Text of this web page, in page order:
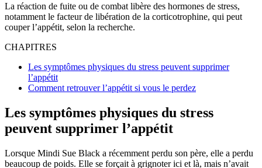
La réaction de fuite ou de combat libère des hormones de stress,
notamment le facteur de libération de la corticotrophine, qui peut
couper l’appétit, selon la recherche.
CHAPITRES
Les symptômes physiques du stress peuvent supprimer
l’appétit
Comment retrouver l’appétit si vous le perdez
Les symptômes physiques du stress
peuvent supprimer l’appétit
Lorsque Mindi Sue Black a récemment perdu son père, elle a perdu
beaucoup de poids. Elle se forçait à grignoter ici et là, mais n’avait